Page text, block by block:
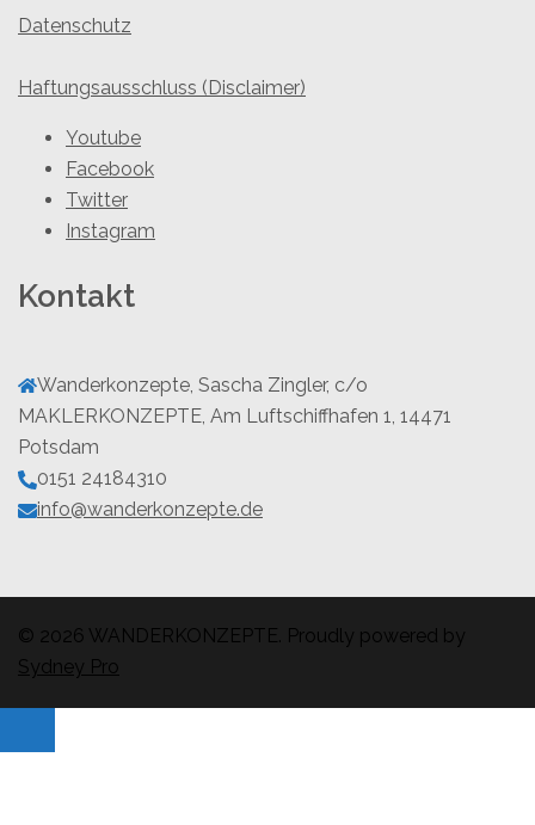
Datenschutz
Haftungsausschluss (Disclaimer)
Youtube
Facebook
Twitter
Instagram
Kontakt
Wanderkonzepte, Sascha Zingler, c/o
MAKLERKONZEPTE, Am Luftschiffhafen 1, 14471
Potsdam
0151 24184310
info@wanderkonzepte.de
© 2026 WANDERKONZEPTE. Proudly powered by
Sydney Pro